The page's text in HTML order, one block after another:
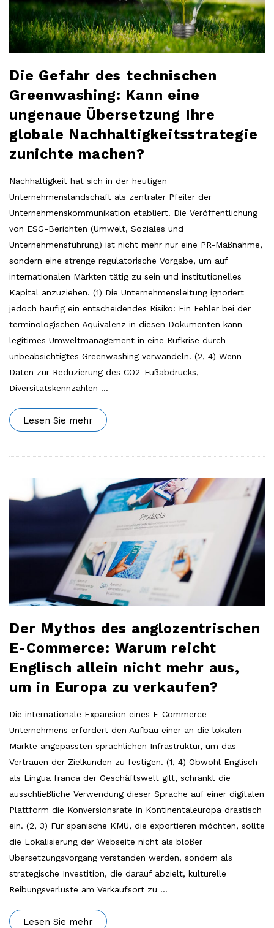
Die Gefahr des technischen
Greenwashing: Kann eine
ungenaue Übersetzung Ihre
globale Nachhaltigkeitsstrategie
zunichte machen?
Nachhaltigkeit hat sich in der heutigen
Unternehmenslandschaft als zentraler Pfeiler der
Unternehmenskommunikation etabliert. Die Veröffentlichung
von ESG-Berichten (Umwelt, Soziales und
Unternehmensführung) ist nicht mehr nur eine PR-Maßnahme,
sondern eine strenge regulatorische Vorgabe, um auf
internationalen Märkten tätig zu sein und institutionelles
Kapital anzuziehen. (1) Die Unternehmensleitung ignoriert
jedoch häufig ein entscheidendes Risiko: Ein Fehler bei der
terminologischen Äquivalenz in diesen Dokumenten kann
legitimes Umweltmanagement in eine Rufkrise durch
unbeabsichtigtes Greenwashing verwandeln. (2, 4) Wenn
Daten zur Reduzierung des CO2-Fußabdrucks,
Diversitätskennzahlen …
Lesen Sie mehr
Der Mythos des anglozentrischen
E-Commerce: Warum reicht
Englisch allein nicht mehr aus,
um in Europa zu verkaufen?
Die internationale Expansion eines E-Commerce-
Unternehmens erfordert den Aufbau einer an die lokalen
Märkte angepassten sprachlichen Infrastruktur, um das
Vertrauen der Zielkunden zu festigen. (1, 4) Obwohl Englisch
als Lingua franca der Geschäftswelt gilt, schränkt die
ausschließliche Verwendung dieser Sprache auf einer digitalen
Plattform die Konversionsrate in Kontinentaleuropa drastisch
ein. (2, 3) Für spanische KMU, die exportieren möchten, sollte
die Lokalisierung der Webseite nicht als bloßer
Übersetzungsvorgang verstanden werden, sondern als
strategische Investition, die darauf abzielt, kulturelle
Reibungsverluste am Verkaufsort zu …
Lesen Sie mehr